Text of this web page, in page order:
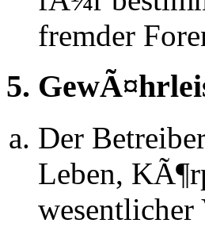
fremder
5.
Der
Leben,